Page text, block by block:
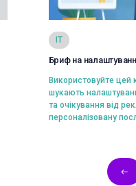
IT
Бриф на
Використовуйте цей
шукають
та очікування від
персоналізовану